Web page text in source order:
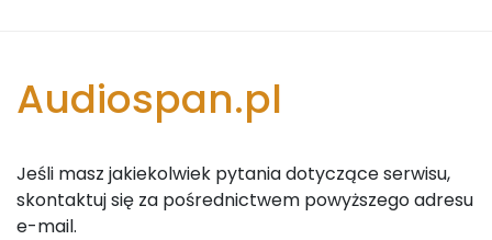
Audiospan.pl
Jeśli masz jakiekolwiek pytania dotyczące serwisu,
skontaktuj się za pośrednictwem powyższego adresu
e-mail.